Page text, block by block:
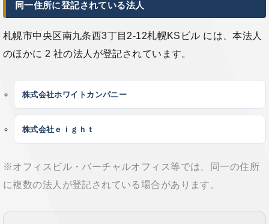
同一住所に登記されている法人
札幌市中央区南九条西3丁目2-12札幌KSビル には、本法人
のほかに 2 社の法人が登記されています。
株式会社ホワイトカンパニー
株式会社ｅｉｇｈｔ
※オフィスビル・バーチャルオフィス等では、同一の住所
に複数の法人が登記されている場合があります。